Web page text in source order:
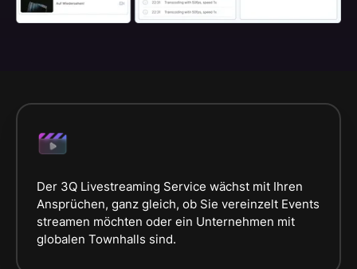
Der 3Q Livestreaming Service wächst mit Ihren
Ansprüchen, ganz gleich, ob Sie vereinzelt Events
streamen möchten oder ein Unternehmen mit
globalen Townhalls sind.